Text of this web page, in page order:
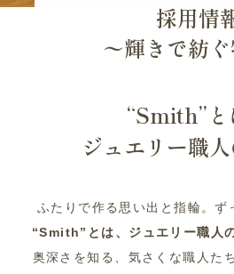
採用情
〜輝きで紡
“Smith”と
ジュエリー職人
ふたりで作る思い出と指輪。ず
“Smith”とは、ジュエリー職人
奥深さを知る、気さくな職人た